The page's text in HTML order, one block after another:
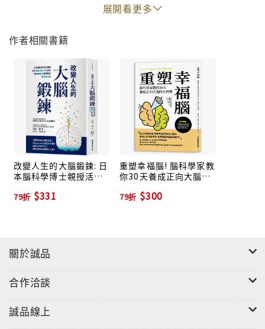
想趕在過年前整理房間→從年前講到年後，還是沒動工
本書作者，同時也是腦科學專家的岩崎一郎表示，人類
所有的行為都受控於大腦，只要了解並善用你的腦袋，
就能用「它」改變拖延、找藉口、懶散等劣習，輕鬆駕
馭意志力，甚至輕易改變他人的行動，隨心所欲的控制
對方。
◎先別急著吃棉花糖，「延遲享受」可獲得更大甜頭
任何的夢想、成功，都得經過挑戰，為了克服困難，你
必須極度專注，在期限內達成任務，而推動你向前的力
量便是「意志力」。岩崎一郎指出，如同棉花糖實驗的
結果，孩童時期就懂得延遲享受，將來較有成就。意志
事，就給予讚美，找到成就感，願意持續下去。
2、增加大腦的中的多巴胺，提升幹勁→腦中的多巴胺越
多，行動力越高。可多吃起司、納豆、柴魚，促進分泌
量。
展開看更多
作者相關書籍
改變人生的大腦鍛鍊: 日
本腦科學博士親授活化
用意念扭轉命運, 變得更
79折 $331
重塑幸福腦! 腦科學家教
你30天養成正向大腦的
79折 $300
關於誠品
合作洽談
誠品線上